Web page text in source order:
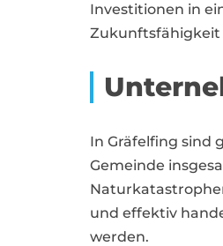
Investitionen in
Zukunftsfähigkeit
In Gräfelfing sind
Gemeinde
und effektiv
werden.